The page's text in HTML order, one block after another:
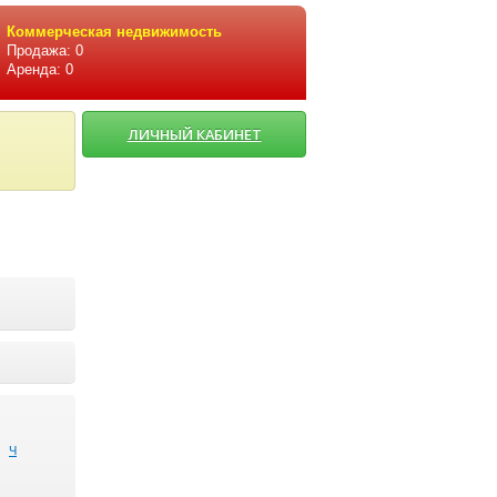
Коммерческая недвижимость
Продажа: 0
Аренда: 0
ЛИЧНЫЙ КАБИНЕТ
Ч